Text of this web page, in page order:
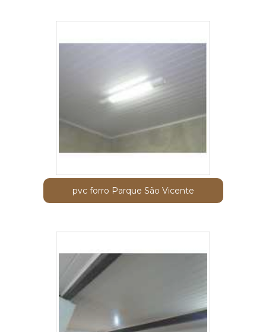
pvc forro Parque São Vicente